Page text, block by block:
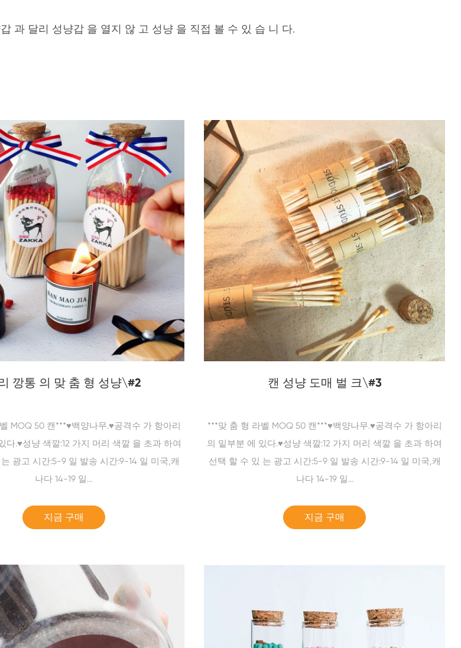
과 달리 성냥갑 을 열지 않 고 성냥 을 직접 볼 수 있 습 니 다.
깡통 의 맞 춤 형 성냥\#2
MOQ 50 캔***♥백양나무.♥공격수 가 항아리
다.♥성냥 색깔:12 가지 머리 색깔 을 초과 하여
광고 시간:5-9 일 발송 시간:9-14 일 미국,캐
나다 14-19 일...
지금 구매
캔 성냥 도매 벌 크\#3
***맞 춤 형 라벨 MOQ 50 캔***♥백양나무.♥공격수 가 항아리
의 밑부분 에 있다.♥성냥 색깔:12 가지 머리 색깔 을 초과 하여
선택 할 수 있 는 광고 시간:5-9 일 발송 시간:9-14 일 미국,캐
나다 14-19 일...
지금 구매